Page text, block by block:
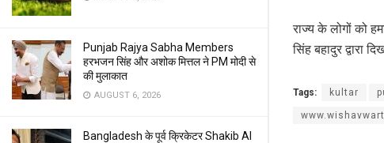
Punjab Rajya Sabha Members
हरभजन सिंह और अशोक मित्तल ने PM मोदी से
की मुलाकात
AUGUST 6, 2026
Bangladesh के पूर्व क्रिकेटर Shakib Al
राज्य के लोगों को
सिंह बहादुर द्वारा
Tags: kultar